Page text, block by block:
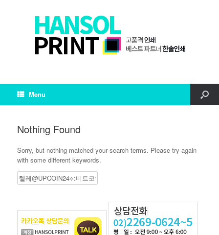
Menu
Nothing Found
Sorry, but nothing matched your search terms. Please try again
with some different keywords.
Search